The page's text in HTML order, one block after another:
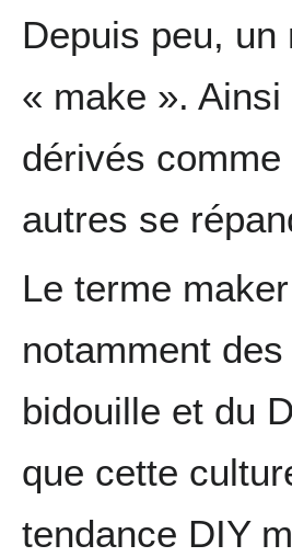
Depuis peu,
« make ».
dérivés
autres se
Le terme
notamment
bidouille et du
que cette
tendance DIY